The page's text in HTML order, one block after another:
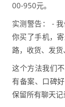
00-950元。
实测警告： -
你买了手机，
路，收货、发货
这个方法我们
有备案、口碑
保留所有聊天记